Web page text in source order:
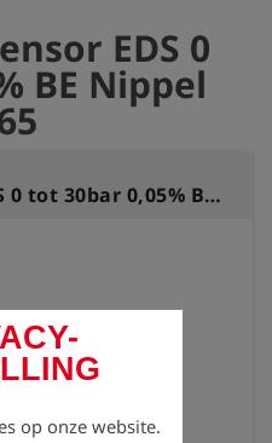
op onze website.
EDS 0
BE Nippel
Externe druksensor EDS 0 tot 30bar 0,05% BE Nippel serie 25
25.
rode koffer.